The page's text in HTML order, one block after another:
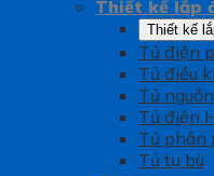
Thiết kế lắp
Thiết kế
Tủ điện
Tủ điều
Tủ nguồn
Tủ điện
Tủ phân
Tủ tụ bù